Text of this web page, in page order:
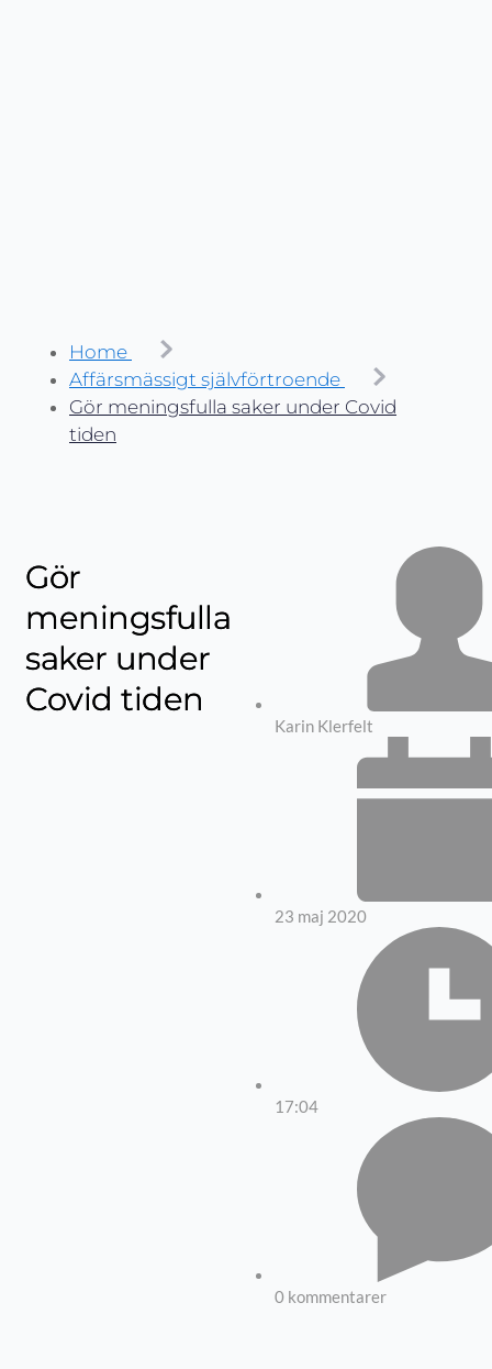
Home
Affärsmässigt självförtroende
Gör meningsfulla saker under Covid
tiden
Gör
meningsfulla
saker under
Covid tiden
Karin Klerfelt
23 maj 2020
17:04
0 kommentarer